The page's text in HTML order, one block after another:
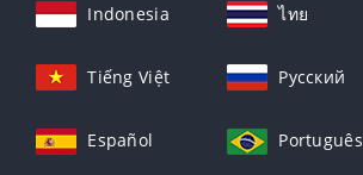
Indonesia ไทย
Tiếng Việt Русский
Español Português